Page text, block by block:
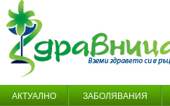
АКТУАЛНО ЗАБОЛЯВАНИЯ